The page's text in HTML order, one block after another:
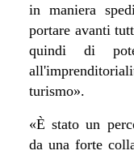
in maniera
portare avanti
quindi di
turismo».
«È stato un
da una forte